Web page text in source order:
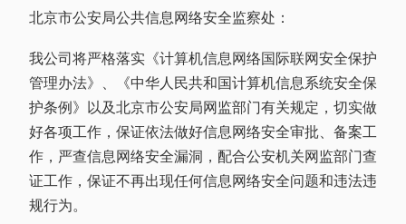
北京市公安局公共信息网络安全监察处：
我公司将严格落实《计算机信息网络国际联网安全保护
管理办法》、《中华人民共和国计算机信息系统安全保
护条例》以及北京市公安局网监部门有关规定，切实做
好各项工作，保证依法做好信息网络安全审批、备案工
作，严查信息网络安全漏洞，配合公安机关网监部门查
证工作，保证不再出现任何信息网络安全问题和违法违
规行为。